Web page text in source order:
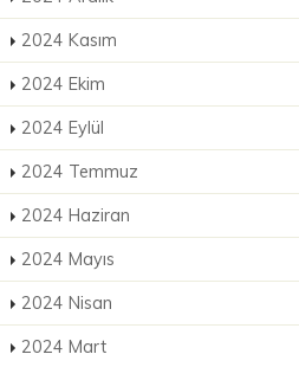
2024 Kasım
2024 Ekim
2024 Eylül
2024 Temmuz
2024 Haziran
2024 Mayıs
2024 Nisan
2024 Mart